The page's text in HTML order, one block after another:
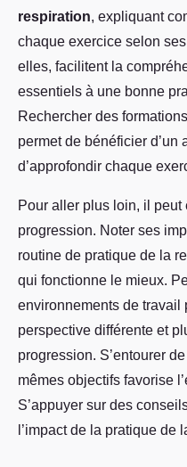
respiration, expliquant
chaque exercice selon
elles, facilitent la
essentiels à une bonne
Rechercher des
permet de bénéficier d’un
d’approfondir chaque
Pour aller plus loin, il
progression. Noter ses
routine de pratique de la
qui fonctionne le mieux.
environnements de travail
perspective différente et
progression. S’entourer
mêmes objectifs favorise
S’appuyer sur des
l’impact de la pratique de